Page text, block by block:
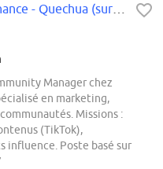
Manager chez
en marketing,
Missions :
(TikTok),
influence. Poste basé sur